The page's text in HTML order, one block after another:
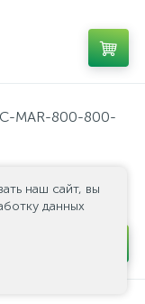
MAR-800-800-
наш сайт, вы
данных